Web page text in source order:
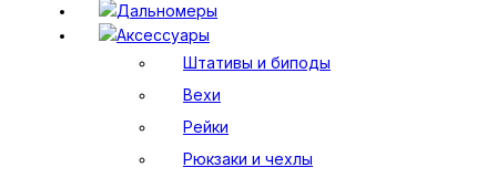
Дальномеры
Аксессуары
Штативы и биподы
Вехи
Рейки
Рюкзаки и чехлы